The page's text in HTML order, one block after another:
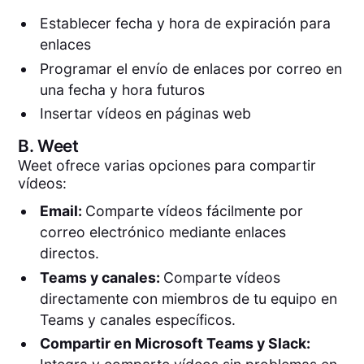
Establecer fecha y hora de expiración para
enlaces
Programar el envío de enlaces por correo en
una fecha y hora futuros
Insertar vídeos en páginas web
B.Weet
Weet ofrece varias opciones para compartir
vídeos:
Email: Comparte vídeos fácilmente por
correo electrónico mediante enlaces
directos.
Teams y canales: Comparte vídeos
directamente con miembros de tu equipo en
Teams y canales específicos.
Compartir en Microsoft Teams y Slack: